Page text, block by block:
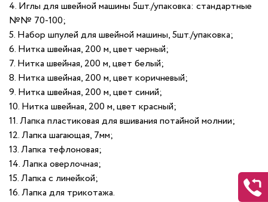
4. Иглы для швейной машины 5шт./упаковка: стандартные
№№ 70-100;
5. Набор шпулей для швейной машины, 5шт./упаковка;
6. Нитка швейная, 200 м, цвет черный;
7. Нитка швейная, 200 м, цвет белый;
8. Нитка швейная, 200 м, цвет коричневый;
9. Нитка швейная, 200 м, цвет синий;
10. Нитка швейная, 200 м, цвет красный;
11. Лапка пластиковая для вшивания потайной молнии;
12. Лапка шагающая, 7мм;
13. Лапка тефлоновая;
14. Лапка оверлочная;
15. Лапка с линейкой;
16. Лапка для трикотажа.